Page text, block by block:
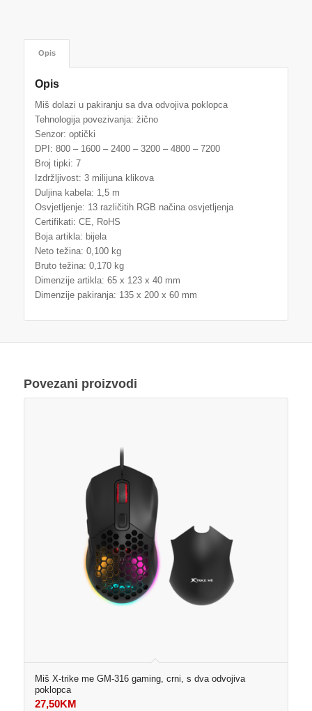
Opis
Opis
Miš dolazi u pakiranju sa dva odvojiva poklopca
Tehnologija povezivanja: žično
Senzor: optički
DPI: 800 – 1600 – 2400 – 3200 – 4800 – 7200
Broj tipki: 7
Izdržljivost: 3 milijuna klikova
Duljina kabela: 1,5 m
Osvjetljenje: 13 različitih RGB načina osvjetljenja
Certifikati: CE, RoHS
Boja artikla: bijela
Neto težina: 0,100 kg
Bruto težina: 0,170 kg
Dimenzije artikla: 65 x 123 x 40 mm
Dimenzije pakiranja: 135 x 200 x 60 mm
Povezani proizvodi
Miš X-trike me GM-316 gaming, crni, s dva odvojiva
poklopca
27,50KM